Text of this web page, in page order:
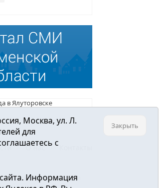
в Ялуторовске
О нас
технологий и
Москва, ул. Л.
для
с
Информация
Закрыть